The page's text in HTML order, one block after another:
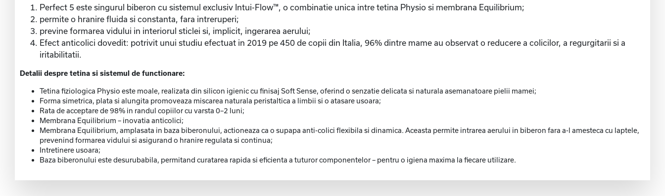
Perfect 5 este singurul biberon cu sistemul exclusiv Intui-Flow™, o combinatie unica intre tetina Physio si membrana Equilibrium;
permite o hranire fluida si constanta, fara intreruperi;
previne formarea vidului in interiorul sticlei si, implicit, ingerarea aerului;
Efect anticolici dovedit: potrivit unui studiu efectuat in 2019 pe 450 de copii din Italia, 96% dintre mame au observat o reducere a colicilor, a regurgitarii si a
iritabilitatii.
Detalii despre tetina si sistemul de functionare:
Tetina fiziologica Physio este moale, realizata din silicon igienic cu finisaj Soft Sense, oferind o senzatie delicata si naturala asemanatoare pielii mamei;
Forma simetrica, plata si alungita promoveaza miscarea naturala peristaltica a limbii si o atasare usoara;
Rata de acceptare de 98% in randul copiilor cu varsta 0–2 luni;
Membrana Equilibrium – inovatia anticolici;
Membrana Equilibrium, amplasata in baza biberonului, actioneaza ca o supapa anti-colici flexibila si dinamica. Aceasta permite intrarea aerului in biberon fara a-l amesteca cu laptele,
prevenind formarea vidului si asigurand o hranire regulata si continua;
Intretinere usoara;
Baza biberonului este desurubabila, permitand curatarea rapida si eficienta a tuturor componentelor – pentru o igiena maxima la fiecare utilizare.